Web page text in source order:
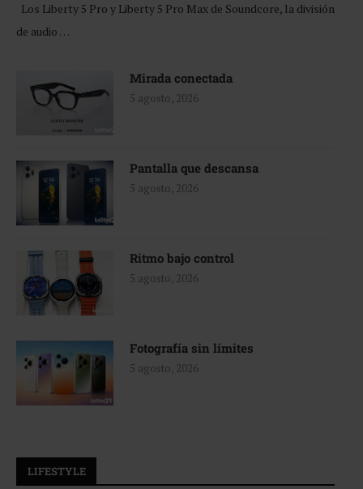
Los Liberty 5 Pro y Liberty 5 Pro Max de Soundcore, la división
de audio …
Mirada conectada
5 agosto, 2026
Pantalla que descansa
5 agosto, 2026
Ritmo bajo control
5 agosto, 2026
Fotografía sin límites
5 agosto, 2026
LIFESTYLE